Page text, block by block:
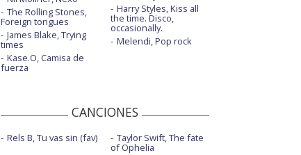
The Rolling Stones,
Foreign tongues
James Blake, Trying
times
Kase.O, Camisa de
fuerza
Harry Styles, Kiss all
the time. Disco,
occasionally.
Melendi, Pop rock
CANCIONES
Rels B, Tu vas sin (fav) Taylor Swift, The fate
of Ophelia